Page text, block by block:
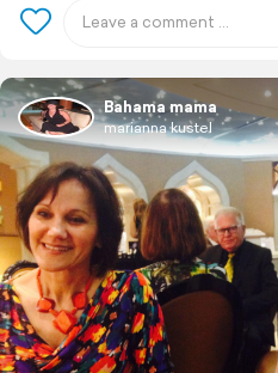
Bahama mama
marianna kustel